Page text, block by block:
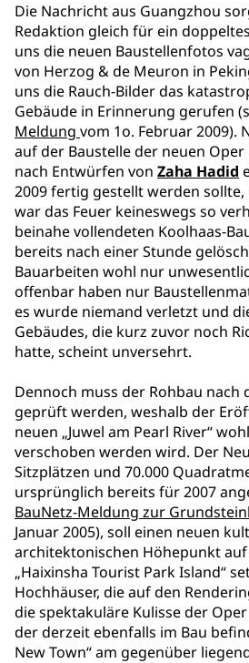
Die Nachricht aus Guangzhou
Redaktion gleich für ein
uns die neuen Baustellenfotos
von Herzog & de Meuron in
uns die Rauch-Bilder das
Gebäude in Erinnerung gerufen
Meldung vom 1o. Februar 2009).
auf der Baustelle der neuen
nach Entwürfen von Zaha Hadid
2009 fertig gestellt werden sollte,
war das Feuer keineswegs so
beinahe vollendeten Koolhaas-
bereits nach einer Stunde
Bauarbeiten wohl nur
offenbar haben nur
es wurde niemand verletzt und
Gebäudes, die kurz zuvor noch
hatte, scheint unversehrt.
Dennoch muss der Rohbau nach
geprüft werden, weshalb der
neuen „Juwel am Pearl River“
verschoben werden wird. Der
Sitzplätzen und 70.000
ursprünglich bereits für 2007
BauNetz-Meldung zur
Januar 2005), soll einen neuen
architektonischen Höhepunkt auf
„Haixinsha Tourist Park Island“
Hochhäuser, die auf den
die spektakuläre Kulisse der
der derzeit ebenfalls im Bau
New Town“ am gegenüber